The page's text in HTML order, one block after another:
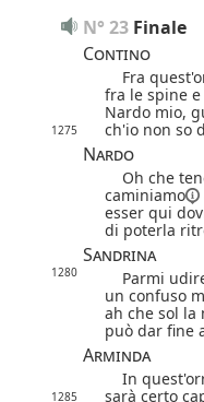
N° 23 Finale
Contino
Fra
fra le spine
Nardo mio,
1275 ch'io non so
Nardo
Oh che
caminiamo
esser qui
di poterla
Sandrina
1280
Parmi
un confuso
ah che sol la
può dar fine
Arminda
In
1285
sarà certo